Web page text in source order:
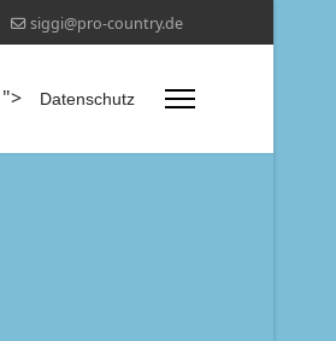
siggi@pro-country.de
"> Datenschutz